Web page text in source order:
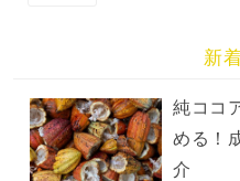
新
純ココ
める！
介